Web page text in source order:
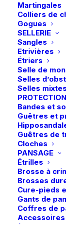
Martingales
Colliers de
Gogues
SELLERIE
Sangles
Etrivières
Étriers
Selle de
Selles
Selles mixtes
Bandes et
Guêtres et
Guêtres de
Cloches
PANSAGE
Étrilles
Brosse à
Brosses
Cure-pieds
Gants de
Coffres de
quantité
de
Samshield
|
Pantalon
Chloe
Full
Grip
-
Blanc
Livraison
Échange
Retrait
Paiement
Description
Détails